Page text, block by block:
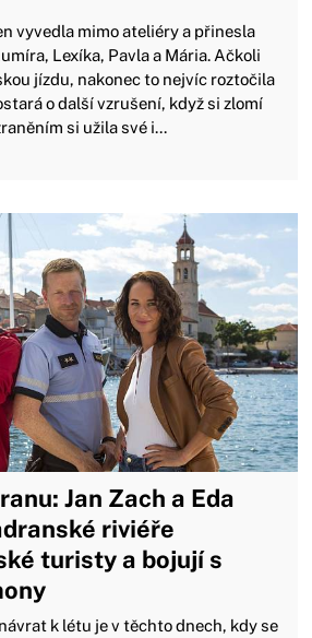
vyvedla mimo ateliéry a přinesla
Lexíka, Pavla a Mária. Ačkoli
jízdu, nakonec to nejvíc roztočila
o další vzrušení, když si zlomí
si užila své i...
Jan Zach a Eda
riviéře
turisty a bojují s
k létu je v těchto dnech, kdy se